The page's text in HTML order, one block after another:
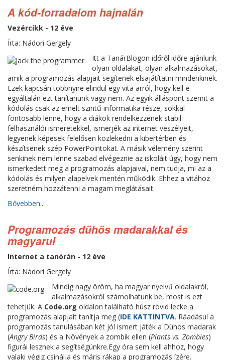
A kód-forradalom hajnalán
Vezércikk - 12 éve
Írta: Nádori Gergely
Itt a TanárBlogon időről időre ajánlunk
olyan oldalakat, olyan alkalmazásokat,
amik a programozás alapjait segítenek elsajátítatni mindenkinek.
Ezek kapcsán többnyire elindul egy vita arról, hogy kell-e
egyáltalán ezt tanítanunk vagy nem. Az egyik álláspont szerint a
kódolás csak az emelt szintű informatika része, sokkal
fontosabb lenne, hogy a diákok rendelkezzenek stabil
felhasználói ismeretekkel, ismerjék az internet veszélyeit,
legyenek képesek felelősen közlekedni a kibertérben és
készítsenek szép PowerPointokat. A másik vélemény szerint
senkinek nem lenne szabad elvégeznie az iskoláit úgy, hogy nem
ismerkedett meg a programozás alapjaival, nem tudja, mi az a
kódolás és milyen alapelvek mentén működik. Ehhez a vitához
szeretném hozzátenni a magam meglátásait.
Bővebben...
Programozás dühös madarakkal és
magyarul
Internet a tanórán - 12 éve
Írta: Nádori Gergely
Mindig nagy öröm, ha magyar nyelvű oldalakról,
alkalmazásokról számolhatunk be, most is ezt
tehetjük. A Code.org oldalon található húsz rövid lecke a
programozás alapjait tanítja meg (IDE KATTINTVA. Ráadásul a
programozás tanulásában két jól ismert játék a Dühös madarak
(Angry Birds) és a Növények a zombik ellen (Plants vs. Zombies)
figurái lesznek a segítségünkre.Egy óra sem kell ahhoz, hogy
valaki végig csinálja és máris rákap a programozás ízére.